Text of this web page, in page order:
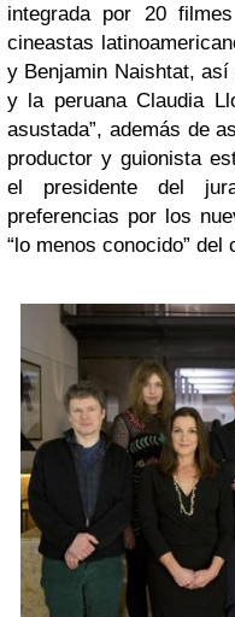
integrada por 20
cineastas
y Benjamin Naishtat,
y la peruana Claudia
asustada”, además de
productor y guionista
el presidente del
preferencias por los
“lo menos conocido” del